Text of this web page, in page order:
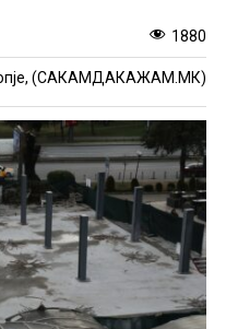
1880
(САКАМДАКАЖАМ.МК)